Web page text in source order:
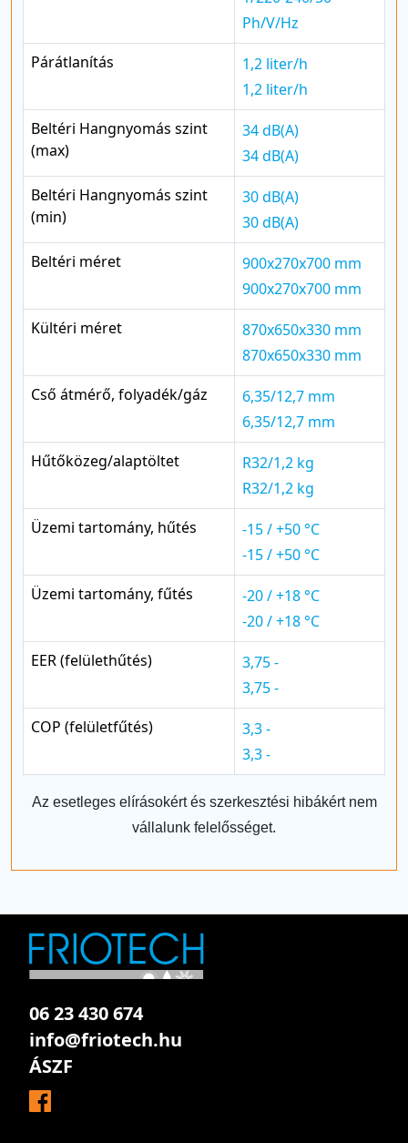
Ph/V/Hz
Párátlanítás
1,2 liter/h
1,2 liter/h
Beltéri Hangnyomás szint
(max)
34 dB(A)
34 dB(A)
Beltéri Hangnyomás szint
(min)
30 dB(A)
30 dB(A)
Beltéri méret
900x270x700 mm
900x270x700 mm
Kültéri méret
870x650x330 mm
870x650x330 mm
Cső átmérő, folyadék/gáz
6,35/12,7 mm
6,35/12,7 mm
Hűtőközeg/alaptöltet
R32/1,2 kg
R32/1,2 kg
Üzemi tartomány, hűtés
-15 / +50 °C
-15 / +50 °C
Üzemi tartomány, fűtés
-20 / +18 °C
-20 / +18 °C
EER (felülethűtés)
3,75 -
3,75 -
COP (felületfűtés)
3,3 -
3,3 -
Az esetleges elírásokért és szerkesztési hibákért nem
vállalunk felelősséget.
06 23 430 674
info@friotech.hu
ÁSZF